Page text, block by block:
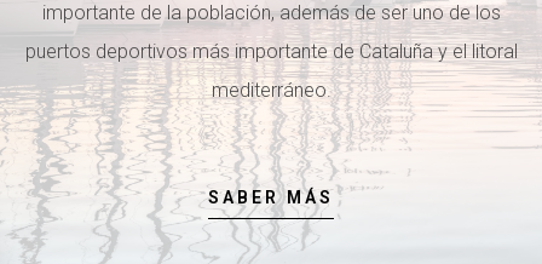
importante de la población, además de ser uno de los
puertos deportivos más importante de Cataluña y el litoral
mediterráneo.
SABER MÁS